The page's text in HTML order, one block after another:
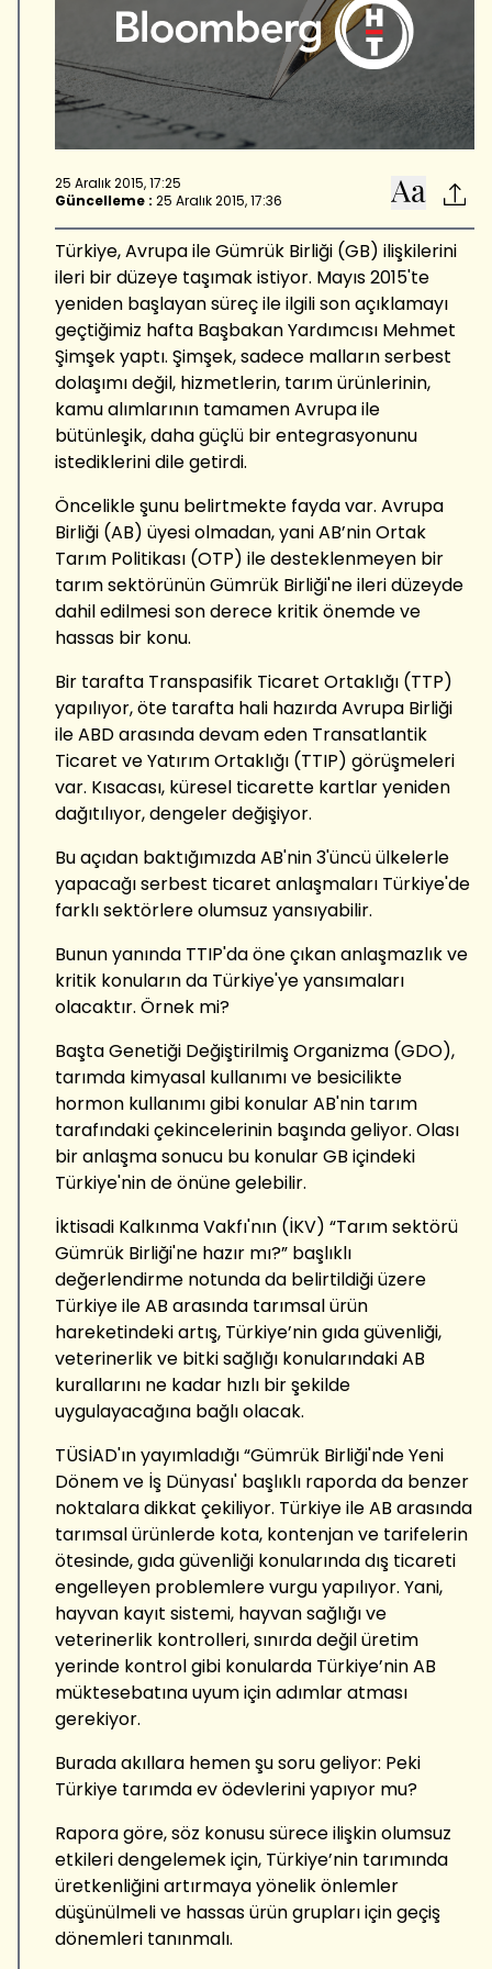
25 Aralık 2015, 17:25
Güncelleme : 25 Aralık 2015, 17:36
Türkiye, Avrupa ile Gümrük Birliği (GB) ilişkilerini
ileri bir düzeye taşımak istiyor. Mayıs 2015'te
yeniden başlayan süreç ile ilgili son açıklamayı
geçtiğimiz hafta Başbakan Yardımcısı Mehmet
Şimşek yaptı. Şimşek, sadece malların serbest
dolaşımı değil, hizmetlerin, tarım ürünlerinin,
kamu alımlarının tamamen Avrupa ile
bütünleşik, daha güçlü bir entegrasyonunu
istediklerini dile getirdi.
Öncelikle şunu belirtmekte fayda var. Avrupa
Birliği (AB) üyesi olmadan, yani AB’nin Ortak
Tarım Politikası (OTP) ile desteklenmeyen bir
tarım sektörünün Gümrük Birliği'ne ileri düzeyde
dahil edilmesi son derece kritik önemde ve
hassas bir konu.
Bir tarafta Transpasifik Ticaret Ortaklığı (TTP)
yapılıyor, öte tarafta hali hazırda Avrupa Birliği
ile ABD arasında devam eden Transatlantik
Ticaret ve Yatırım Ortaklığı (TTIP) görüşmeleri
var. Kısacası, küresel ticarette kartlar yeniden
dağıtılıyor, dengeler değişiyor.
Bu açıdan baktığımızda AB'nin 3'üncü ülkelerle
yapacağı serbest ticaret anlaşmaları Türkiye'de
farklı sektörlere olumsuz yansıyabilir.
Bunun yanında TTIP'da öne çıkan anlaşmazlık ve
kritik konuların da Türkiye'ye yansımaları
olacaktır. Örnek mi?
Başta Genetiği Değiştirilmiş Organizma (GDO),
tarımda kimyasal kullanımı ve besicilikte
hormon kullanımı gibi konular AB'nin tarım
tarafındaki çekincelerinin başında geliyor. Olası
bir anlaşma sonucu bu konular GB içindeki
Türkiye'nin de önüne gelebilir.
İktisadi Kalkınma Vakfı'nın (İKV) “Tarım sektörü
Gümrük Birliği'ne hazır mı?” başlıklı
değerlendirme notunda da belirtildiği üzere
Türkiye ile AB arasında tarımsal ürün
hareketindeki artış, Türkiye’nin gıda güvenliği,
veterinerlik ve bitki sağlığı konularındaki AB
kurallarını ne kadar hızlı bir şekilde
uygulayacağına bağlı olacak.
TÜSİAD'ın yayımladığı “Gümrük Birliği'nde Yeni
Dönem ve İş Dünyası' başlıklı raporda da benzer
noktalara dikkat çekiliyor. Türkiye ile AB arasında
tarımsal ürünlerde kota, kontenjan ve tarifelerin
ötesinde, gıda güvenliği konularında dış ticareti
engelleyen problemlere vurgu yapılıyor. Yani,
hayvan kayıt sistemi, hayvan sağlığı ve
veterinerlik kontrolleri, sınırda değil üretim
yerinde kontrol gibi konularda Türkiye’nin AB
müktesebatına uyum için adımlar atması
gerekiyor.
Burada akıllara hemen şu soru geliyor: Peki
Türkiye tarımda ev ödevlerini yapıyor mu?
Rapora göre, söz konusu sürece ilişkin olumsuz
etkileri dengelemek için, Türkiye’nin tarımında
üretkenliğini artırmaya yönelik önlemler
düşünülmeli ve hassas ürün grupları için geçiş
dönemleri tanınmalı.